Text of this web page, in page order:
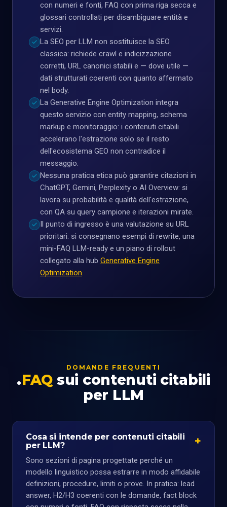
con numeri e fonti, FAQ con prima riga secca e
glossari controllati per disambiguare entità e
servizi.
La SEO per LLM non sostituisce la SEO
classica: richiede crawl e indicizzazione
corretti, URL canonici stabili e — dove utile —
dati strutturati coerenti con quanto affermato
nel body.
La Generative Engine Optimization integra
questo servizio con entity mapping, schema
markup e monitoraggio: i contenuti citabili
accelerano l'estrazione solo se il resto
dell'ecosistema GEO non contradice il
messaggio.
Nessuna pratica etica può garantire citazioni in
ChatGPT, Gemini, Perplexity o AI Overview: si
lavora su probabilità e qualità dell'estrazione,
con QA su query campione e iterazioni mirate.
Il punto di ingresso è una valutazione su URL
prioritari: si consegnano esempi di rewrite, una
mini-FAQ LLM-ready e un piano di rollout
collegato alla hub Generative Engine
Optimization.
DOMANDE FREQUENTI
FAQ sui contenuti citabili
per LLM
Cosa si intende per contenuti citabili
per LLM?
Sono sezioni di pagina progettate perché un
modello linguistico possa estrarre in modo affidabile
definizioni, procedure, limiti o prove. In pratica: lead
answer, H2/H3 coerenti con le domande, fact block